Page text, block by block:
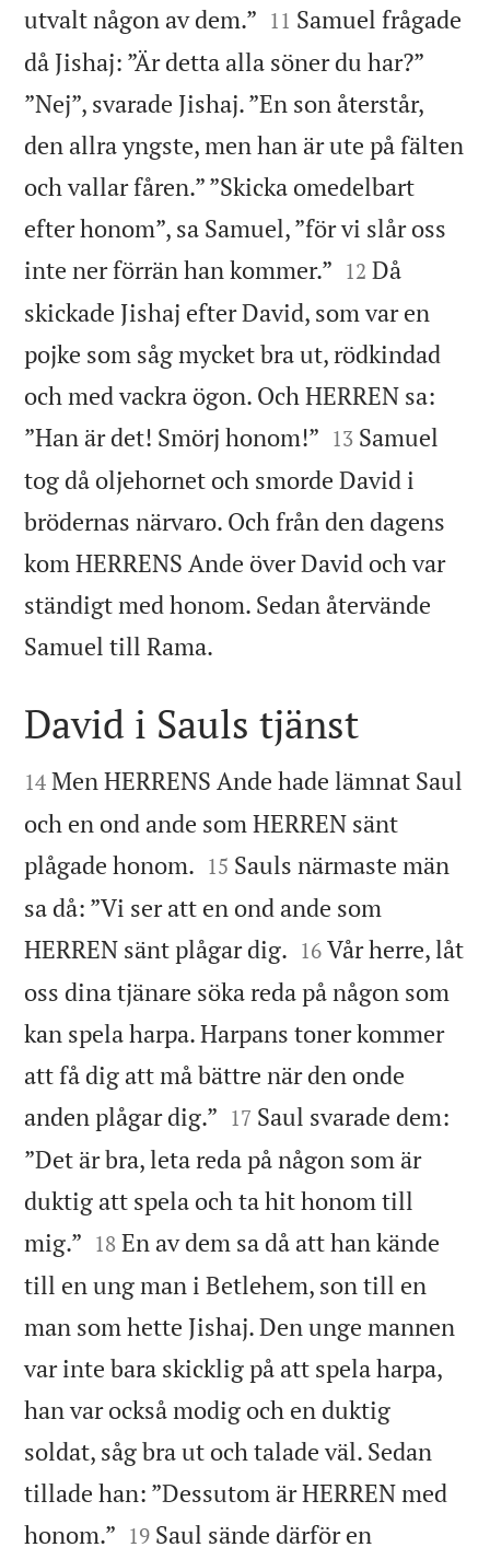
utvalt någon av dem.” 

11 Samuel frågade
då Jishaj: ”Är detta alla söner du har?”
”Nej”, svarade Jishaj. ”En son återstår,
den allra yngste, men han är ute på fälten
och vallar fåren.” ”Skicka omedelbart
efter honom”, sa Samuel, ”för vi slår oss
inte ner förrän han kommer.” 

12 Då
skickade Jishaj efter David, som var en
pojke som såg mycket bra ut, rödkindad
och med vackra ögon. Och HERREN sa:
”Han är det! Smörj honom!” 

13 Samuel
tog då oljehornet och smorde David i
brödernas närvaro. Och från den dagens
kom HERRENS Ande över David och var
ständigt med honom. Sedan återvände
Samuel till Rama.

David i Sauls tjänst

14 Men HERRENS Ande hade lämnat Saul
och en ond ande som HERREN sänt
plågade honom. 

15 Sauls närmaste män
sa då: ”Vi ser att en ond ande som
HERREN sänt plågar dig. 

16 Vår herre, låt
oss dina tjänare söka reda på någon som
kan spela harpa. Harpans toner kommer
att få dig att må bättre när den onde
anden plågar dig.” 

17 Saul svarade dem:
”Det är bra, leta reda på någon som är
duktig att spela och ta hit honom till
mig.” 

18 En av dem sa då att han kände
till en ung man i Betlehem, son till en
man som hette Jishaj. Den unge mannen
var inte bara skicklig på att spela harpa,
han var också modig och en duktig
soldat, såg bra ut och talade väl. Sedan
tillade han: ”Dessutom är HERREN med
honom.” 

19 Saul sände därför en